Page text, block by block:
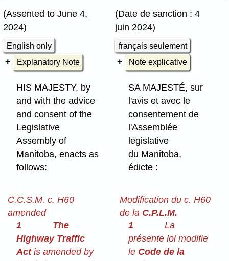
(Assented to June 4,
2024)
(Date de sanction : 4
juin 2024)
English only
français seulement
Explanatory Note
Note explicative
HIS MAJESTY, by
and with the advice
and consent of the
Legislative
Assembly of
Manitoba, enacts as
follows:
SA MAJESTÉ, sur
l'avis et avec le
consentement de
l'Assemblée
législative
du Manitoba,
édicte :
C.C.S.M. c. H60
amended
1
The
Highway Traffic
Actis amended by
Modification du c. H60
de la C.P.L.M.
1
La
présente loi modifie
le Code de la